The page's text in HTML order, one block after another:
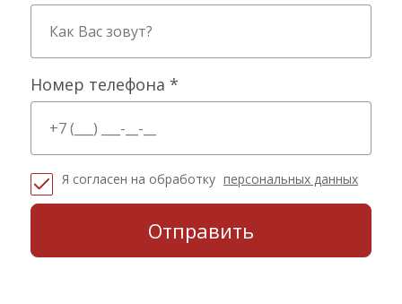
Номер телефона *
Я согласен на обработку персональных данных